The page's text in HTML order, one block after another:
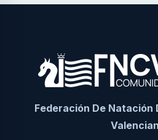
Federación De Natación